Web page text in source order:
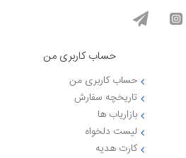
حساب کاربری من
حساب کاربری من
تاریخچه سفارش
بازاریاب ها
لیست دلخواه
کارت هدیه